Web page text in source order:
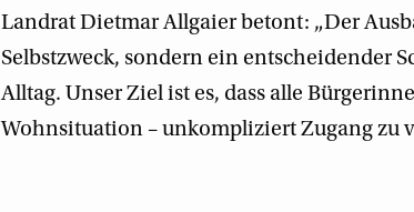
Landrat Dietmar Allgaier betont: „Der
Selbstzweck, sondern ein
Alltag. Unser Ziel ist es, dass alle
Wohnsituation – unkompliziert Zugang zu